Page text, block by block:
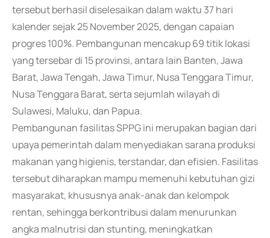
tersebut berhasil diselesaikan dalam waktu 37 hari
kalender sejak 25 November 2025, dengan capaian
progres 100%. Pembangunan mencakup 69 titik lokasi
yang tersebar di 15 provinsi, antara lain Banten, Jawa
Barat, Jawa Tengah, Jawa Timur, Nusa Tenggara Timur,
Nusa Tenggara Barat, serta sejumlah wilayah di
Sulawesi, Maluku, dan Papua.
Pembangunan fasilitas SPPG ini merupakan bagian dari
upaya pemerintah dalam menyediakan sarana produksi
makanan yang higienis, terstandar, dan efisien. Fasilitas
tersebut diharapkan mampu memenuhi kebutuhan gizi
masyarakat, khususnya anak-anak dan kelompok
rentan, sehingga berkontribusi dalam menurunkan
angka malnutrisi dan stunting, meningkatkan